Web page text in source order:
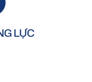
LỰC